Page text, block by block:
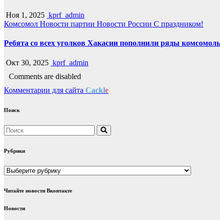
Ноя 1, 2025 kprf_admin
Комсомол Новости партии Новости России С праздником!
Ребята со всех уголков Хакасии пополнили ряды
Окт 30, 2025 kprf_admin
Comments are disabled
Комментарии для сайта Cackle
Поиск
Рубрики
Рубрики
Читайте новости Вконтакте
Новости